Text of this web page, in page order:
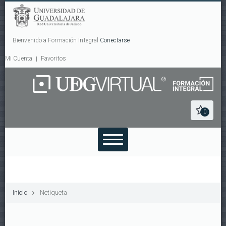
Bienvenido a Formación Integral Conectarse
Mi Cuenta Favoritos
0
Inicio Netiqueta